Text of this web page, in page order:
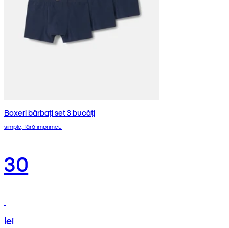
Boxeri bărbați set 3 bucăți
simple, fără imprimeu
30
lei